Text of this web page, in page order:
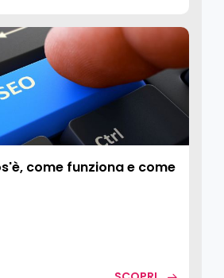
come funziona e come